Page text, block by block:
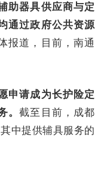
助器具供应商与定
通过政府公共资源
报道，目前，南通
申请成为长护险定
。截至目前，成都
中提供辅具服务的